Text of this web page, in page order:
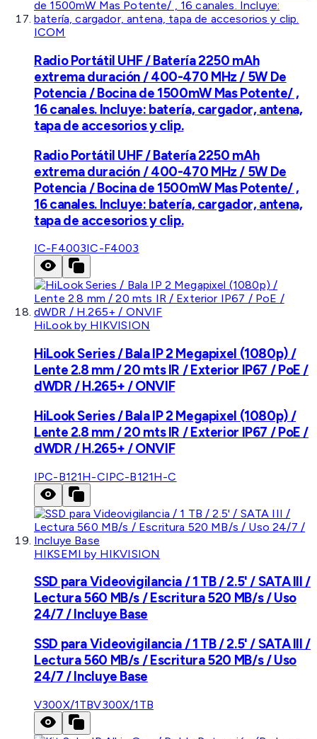
ICOM
Radio Portátil UHF / Batería 2250 mAh
extrema duración / 400-470 MHz / 5W De
Potencia / Bocina de 1500mW Mas Potente/ ,
16 canales. Incluye: batería, cargador, antena,
tapa de accesorios y clip.
Radio Portátil UHF / Batería 2250 mAh
extrema duración / 400-470 MHz / 5W De
Potencia / Bocina de 1500mW Mas Potente/ ,
16 canales. Incluye: batería, cargador, antena,
tapa de accesorios y clip.
IC-F4003IC-F4003
HiLook by HIKVISION
HiLook Series / Bala IP 2 Megapixel (1080p) /
Lente 2.8 mm / 20 mts IR / Exterior IP67 / PoE /
dWDR / H.265+ / ONVIF
HiLook Series / Bala IP 2 Megapixel (1080p) /
Lente 2.8 mm / 20 mts IR / Exterior IP67 / PoE /
dWDR / H.265+ / ONVIF
IPC-B121H-CIPC-B121H-C
HIKSEMI by HIKVISION
SSD para Videovigilancia / 1 TB / 2.5' / SATA III /
Lectura 560 MB/s / Escritura 520 MB/s / Uso
24/7 / Incluye Base
SSD para Videovigilancia / 1 TB / 2.5' / SATA III /
Lectura 560 MB/s / Escritura 520 MB/s / Uso
24/7 / Incluye Base
V300X/1TBV300X/1TB